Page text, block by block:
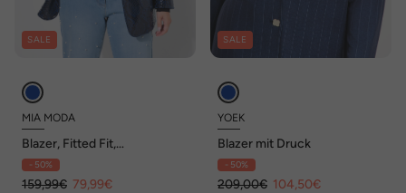
SALE
MIA MODA
Blazer, Fitted Fit,
Schlangenoptik
- 50%
159,99€ 79,99€
SALE
YOEK
Blazer mit Druck
- 50%
209,00€ 104,50€